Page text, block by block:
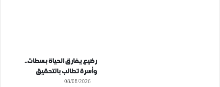
رضيع يفارق الحياة بسطات..
وأسرة تطالب بالتحقيق
08/08/2026